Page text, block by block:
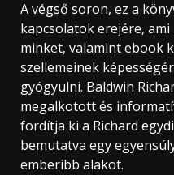
A végső soron, ez a
kapcsolatok erejére,
minket, valamint ebook
szellemeinek
gyógyulni. Baldwin
megalkotott és
fordítja ki a Richard
bemutatva egy
emberibb alakot.